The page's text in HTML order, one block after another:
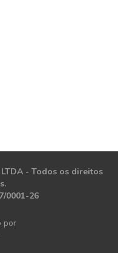
- Todos os direitos
0001-26
por